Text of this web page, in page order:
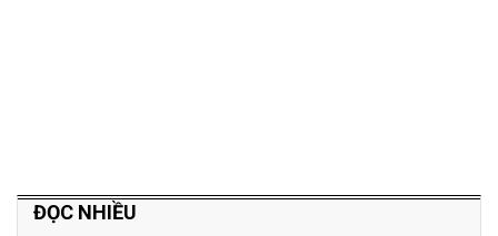
ĐỌC NHIỀU